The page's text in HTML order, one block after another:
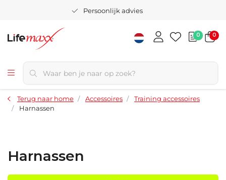
Persoonlijk advies
0 0
Terug naar home Accessoires
Training accessoires
Harnassen
Harnassen